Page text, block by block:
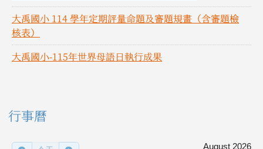
大禹國小 114 學年定期評量命題及審題規畫（含審題檢
核表）
大禹國小-115年世界母語日執行成果
右邊區域內容
行事曆
August 2026